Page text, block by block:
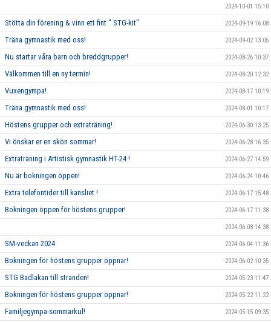
2024-10-01 15:10
Stötta din förening & vinn ett fint " STG-kit" 2024-09-19 16:08
Träna gymnastik med oss! 2024-09-02 13:05
Nu startar våra barn och breddgrupper! 2024-08-26 10:37
Välkommen till en ny termin! 2024-08-20 12:32
Vuxengympa! 2024-08-17 10:19
Träna gymnastik med oss! 2024-08-01 10:17
Höstens grupper och extraträning! 2024-06-30 13:25
Vi önskar er en skön sommar! 2024-06-28 16:35
Extraträning i Artistisk gymnastik HT-24 ! 2024-06-27 14:59
Nu är bokningen öppen! 2024-06-24 10:46
Extra telefontider till kansliet ! 2024-06-17 15:48
Bokningen öppen för höstens grupper! 2024-06-17 11:38
2024-06-08 14:38
SM-veckan 2024 2024-06-04 11:36
Bokningen för höstens grupper öppnar! 2024-06-02 10:35
STG Badlakan till stranden! 2024-05-23 11:47
Bokningen för höstens grupper öppnar! 2024-05-22 11:22
Familjegympa-sommarkul! 2024-05-15 09:35